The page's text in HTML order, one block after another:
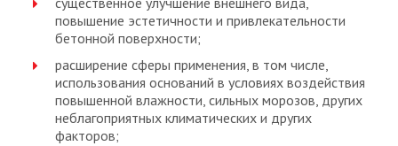
повышение эстетичности и привлекательности
бетонной поверхности;
расширение сферы применения, в том числе,
использования оснований в условиях воздействия
повышенной влажности, сильных морозов, других
неблагоприятных климатических и других
факторов;